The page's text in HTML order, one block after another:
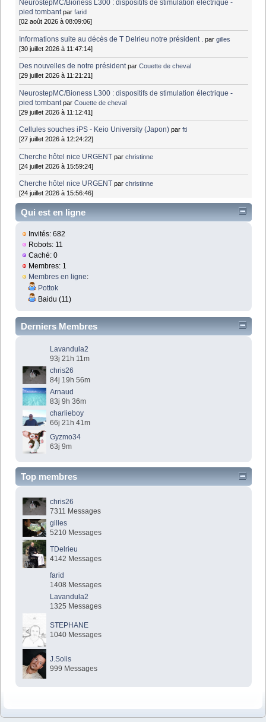
NeurostepMC/Bioness L300 : dispositifs de stimulation électrique -
pied tombant parfarid
[02 août 2026 à 08:09:06]
Informations suite au décès de T Delrieu notre président . pargilles
[30 juillet 2026 à 11:47:14]
Des nouvelles de notre président parCouette de cheval
[29 juillet 2026 à 11:21:21]
NeurostepMC/Bioness L300 : dispositifs de stimulation électrique -
pied tombant parCouette de cheval
[29 juillet 2026 à 11:12:41]
Cellules souches iPS - Keio University (Japon) parfti
[27 juillet 2026 à 12:24:22]
Cherche hôtel nice URGENT parchristinne
[24 juillet 2026 à 15:59:24]
Cherche hôtel nice URGENT parchristinne
[24 juillet 2026 à 15:56:46]
Qui est en ligne
Invités: 682
Robots: 11
Caché: 0
Membres: 1
Membres en ligne:
Pottok
Baidu (11)
Derniers Membres
Lavandula2
93j 21h 11m
chris26
84j 19h 56m
Arnaud
83j 9h 36m
charlieboy
66j 21h 41m
Gyzmo34
63j 9m
Top membres
chris26
7311 Messages
gilles
5210 Messages
TDelrieu
4142 Messages
farid
1408 Messages
Lavandula2
1325 Messages
STEPHANE
1040 Messages
J.Solis
999 Messages